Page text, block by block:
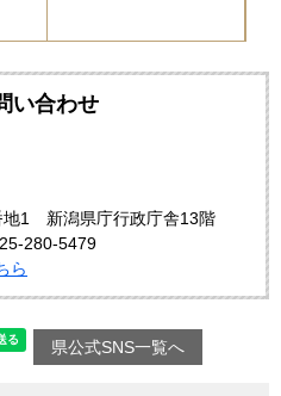
い合わせ
地1 新潟県庁行政庁舎13階
280-5479
ら
県公式SNS一覧へ